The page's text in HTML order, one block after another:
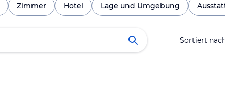
Zimmer Hotel Lage und Umgebung
Sortiert